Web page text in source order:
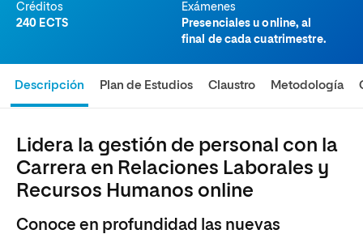
Créditos
240 ECTS
Exámenes
Presenciales u online, al
final de cada cuatrimestre.
Descripción Plan de Estudios Claustro Metodología
Lidera la gestión de personal con la
Carrera en Relaciones Laborales y
Recursos Humanos online
Conoce en profundidad las nuevas